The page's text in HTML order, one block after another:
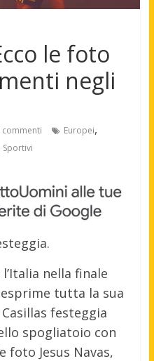
le foto
negli
commenti Europei,
Sportivi
nella finale
tutta la sua
festeggia
spogliatoio con
foto Jesus Navas,